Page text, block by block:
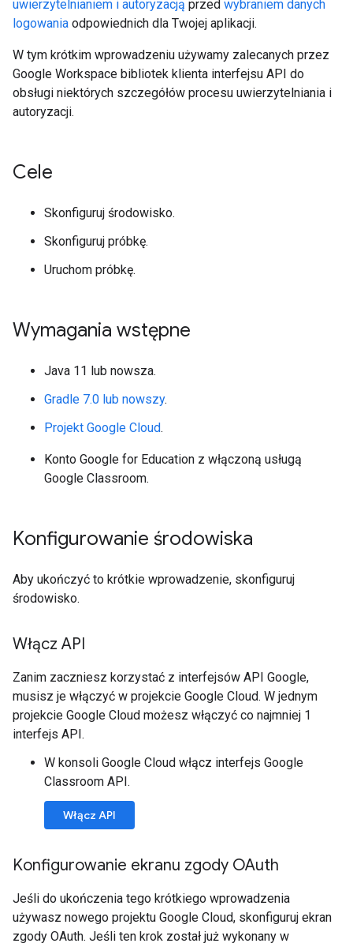
uwierzytelnianiem i autoryzacją przed wybraniem danych
logowania odpowiednich dla Twojej aplikacji.
W tym krótkim wprowadzeniu używamy zalecanych przez
Google Workspace bibliotek klienta interfejsu API do
obsługi niektórych szczegółów procesu uwierzytelniania i
autoryzacji.
Cele
Skonfiguruj środowisko.
Skonfiguruj próbkę.
Uruchom próbkę.
Wymagania wstępne
Java 11 lub nowsza.
Gradle 7.0 lub nowszy.
Projekt Google Cloud.
Konto Google for Education z włączoną usługą
Google Classroom.
Konfigurowanie środowiska
Aby ukończyć to krótkie wprowadzenie, skonfiguruj
środowisko.
Włącz API
Zanim zaczniesz korzystać z interfejsów API Google,
musisz je włączyć w projekcie Google Cloud. W jednym
projekcie Google Cloud możesz włączyć co najmniej 1
interfejs API.
W konsoli Google Cloud włącz interfejs Google
Classroom API.
Włącz API
Konfigurowanie ekranu zgody OAuth
Jeśli do ukończenia tego krótkiego wprowadzenia
używasz nowego projektu Google Cloud, skonfiguruj ekran
zgody OAuth. Jeśli ten krok został już wykonany w